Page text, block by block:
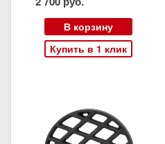
В корзину
Купить в 1 клик